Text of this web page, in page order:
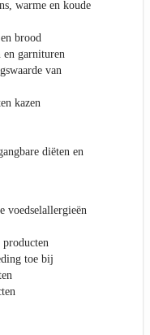
warme en koude
brood
en garnituren
van
kazen
diëten en
voedselallergieën
producten
toe bij